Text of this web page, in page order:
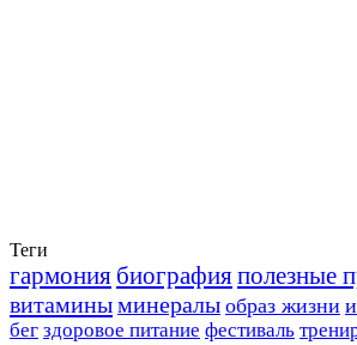
Теги
гармония биографияполезные
витаминыминералы образ жизни
бег здоровое питание фестиваль